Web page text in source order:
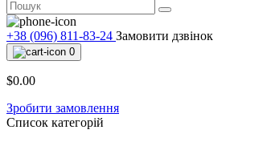
+38 (096) 811-83-24 Замовити дзвінок
0
$0.00
Зробити замовлення
Список категорій